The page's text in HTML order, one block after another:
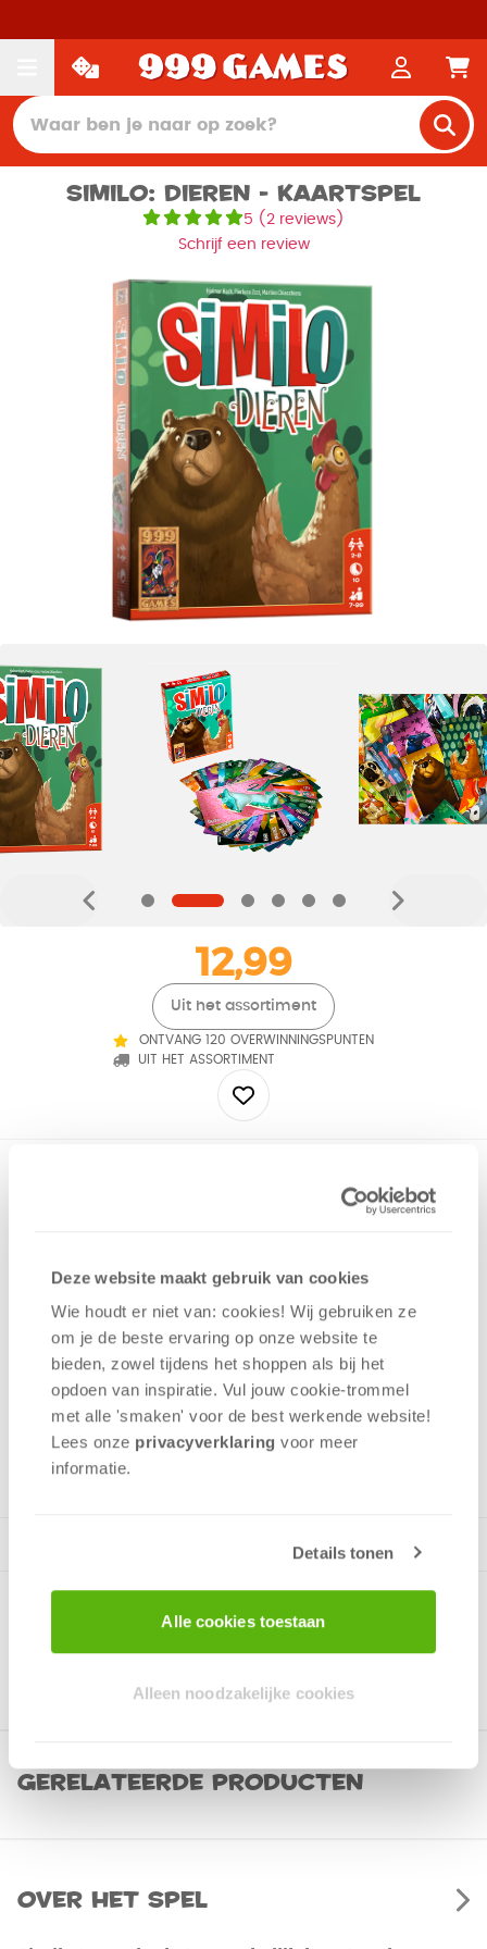
Deze website maakt gebruik van cookies
Wie houdt er niet van: cookies! Wij gebruiken ze
om je de beste ervaring op onze website te
bieden, zowel tijdens het shoppen als bij het
opdoen van inspiratie. Vul jouw cookie-trommel
met alle 'smaken' voor de best werkende website​!
Lees onze privacyverklaring voor meer
informatie.
Details tonen
Alle cookies toestaan
Alleen noodzakelijke cookies
Similo: Dieren - Kaartspel
5 ( 2 reviews)
Schrijf een review
12,99
Uit het assortiment
ONTVANG 120 OVERWINNINGSPUNTEN
UIT HET ASSORTIMENT
Similo moet je samen uit 12 dierkaarten het juiste dier
alle verkeerde dieren vogels? Alleen als je de hints snapt,
Coöperatief
Creativiteit
Deductie
2 - 8 spelers +/- 10 min v.a. 7 jaar
Gerelateerde producten
Over het spel